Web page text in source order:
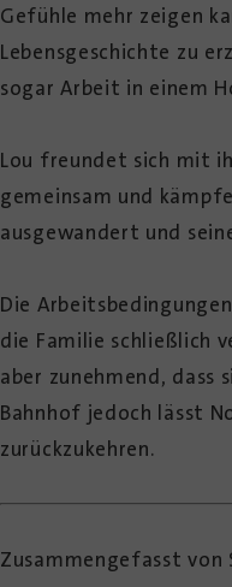
Gefühle mehr zeigen
Lebensgeschichte zu
sogar Arbeit in einem
Lou freundet sich mit
gemeinsam und
ausgewandert und
Die
die Familie schließlich
aber zunehmend, dass
Bahnhof jedoch lässt
zurückzukehren.
Zusammengefasst von